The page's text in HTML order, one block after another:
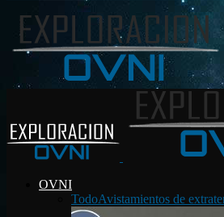
OVNI
TodoAvistamientos de